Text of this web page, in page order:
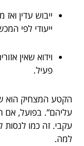
ייבוש עדין
ייעודי לפי
וידוא שאין
פעיל.
הקטע המצחיק הוא
עקבי. זה כמו
למה.